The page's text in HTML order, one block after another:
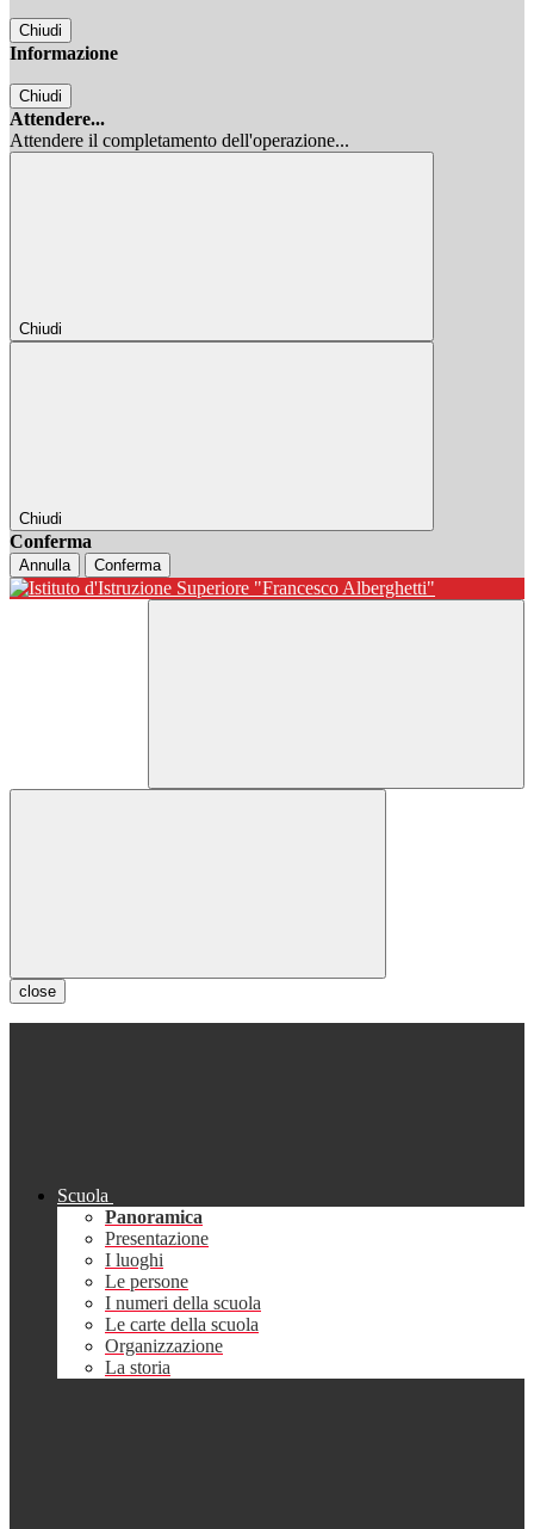
Chiudi
Informazione
Chiudi
Attendere...
Attendere il completamento dell'operazione...
Chiudi
Chiudi
Conferma
Annulla Conferma
close
Scuola
Panoramica
Presentazione
I luoghi
Le persone
I numeri della scuola
Le carte della scuola
Organizzazione
La storia